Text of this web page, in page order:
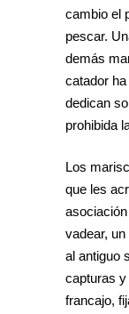
cambio el
pescar.
demás
catador
dedican
prohibida
Los
que les
vadear,
al antiguo
capturas y
francajo,